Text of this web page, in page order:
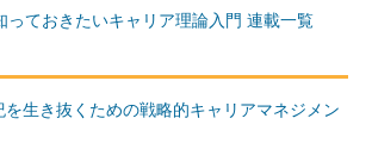
なることも選択肢として考えておきたいとこ
独立自営は、英語で“self-employed”=“自分を
わち、やりたい仕事を確立し、成果をあげ、
わたって打ち込むキャリアづくりも、エンプ
っておきたいキャリア理論入門 連載一覧
を生き抜くための戦略的キャリアマネジメン